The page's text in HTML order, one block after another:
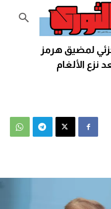
لمضيق هرمز
نزع الألغام